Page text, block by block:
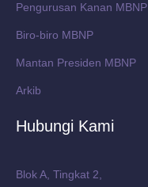
Pengurusan Kanan MBNP
Biro-biro MBNP
Mantan Presiden MBNP
Arkib
Hubungi Kami
Blok A, Tingkat 2,